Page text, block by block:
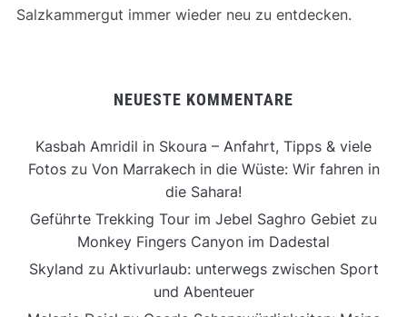
Salzkammergut immer wieder neu zu entdecken.
NEUESTE KOMMENTARE
Kasbah Amridil in Skoura – Anfahrt, Tipps & viele
Fotoszu Von Marrakech in die Wüste: Wir fahren in
die Sahara!
Geführte Trekking Tour im Jebel Saghro Gebiet zu
Monkey Fingers Canyon im Dadestal
Skyland zu Aktivurlaub: unterwegs zwischen Sport
und Abenteuer